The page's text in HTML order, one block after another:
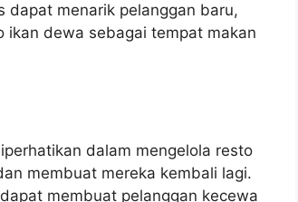
dapat menarik pelanggan baru,
ikan dewa sebagai tempat makan
dalam mengelola resto
membuat mereka kembali lagi.
membuat pelanggan kecewa